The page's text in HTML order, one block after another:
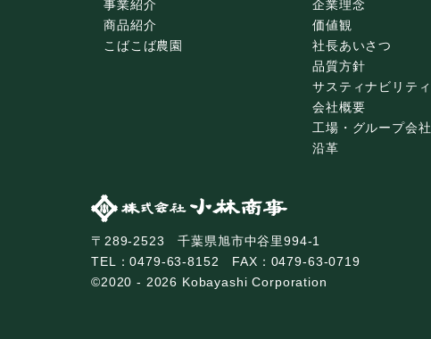
事業紹介
商品紹介
こばこば農園
企業理念
価値観
社長あいさつ
品質方針
サスティナビリティ
会社概要
工場・グループ会社
沿革
〒289-2523 千葉県旭市中谷里994-1
TEL：0479-63-8152 FAX：0479-63-0719
©2020 - 2026 Kobayashi Corporation